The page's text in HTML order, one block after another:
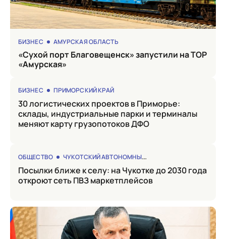
БИЗНЕС АМУРСКАЯ ОБЛАСТЬ
«Сухой порт Благовещенск» запустили на ТОР
«Амурская»
БИЗНЕС ПРИМОРСКИЙ КРАЙ
30 логистических проектов в Приморье:
склады, индустриальные парки и терминалы
меняют карту грузопотоков ДФО
ОБЩЕСТВО ЧУКОТСКИЙ АВТОНОМНЫЙ ОКРУГ
Посылки ближе к селу: на Чукотке до 2030 года
откроют сеть ПВЗ маркетплейсов